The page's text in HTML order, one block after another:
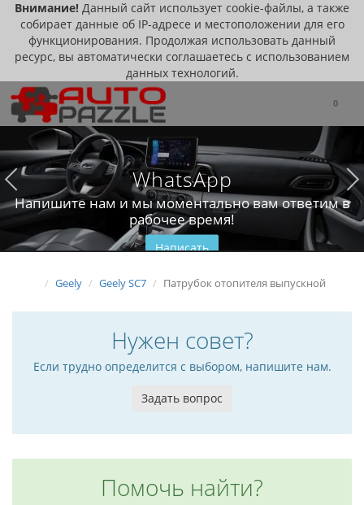
Внимание! Данный сайт использует cookie-файлы, а также
собирает данные об IP-адресе и местоположении для его
функционирования. Продолжая использовать данный
ресурс, вы автоматически соглашаетесь с использованием
данных технологий.
0
WhatsApp
Напишите нам и мы моментально вам ответим в
рабочее время!
Написать
Geely Geely SC7 Патрубок отопителя выпускной
Нужен совет?
Если трудно определится с выбором, напишите нам.
Задать вопрос
Помочь найти?